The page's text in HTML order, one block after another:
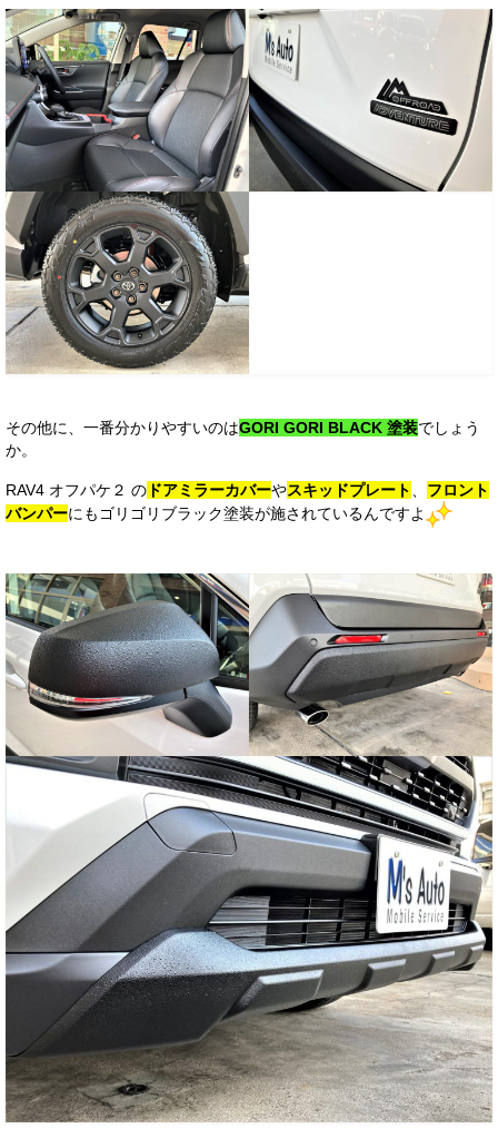
その他に、一番分かりやすいのはGORI GORI BLACK 塗装でしょう
か。
RAV4 オフパケ２ の ドアミラーカバーやスキッドプレート
フロント
バンパーにもゴリゴリブラック塗装が施されているんですよ